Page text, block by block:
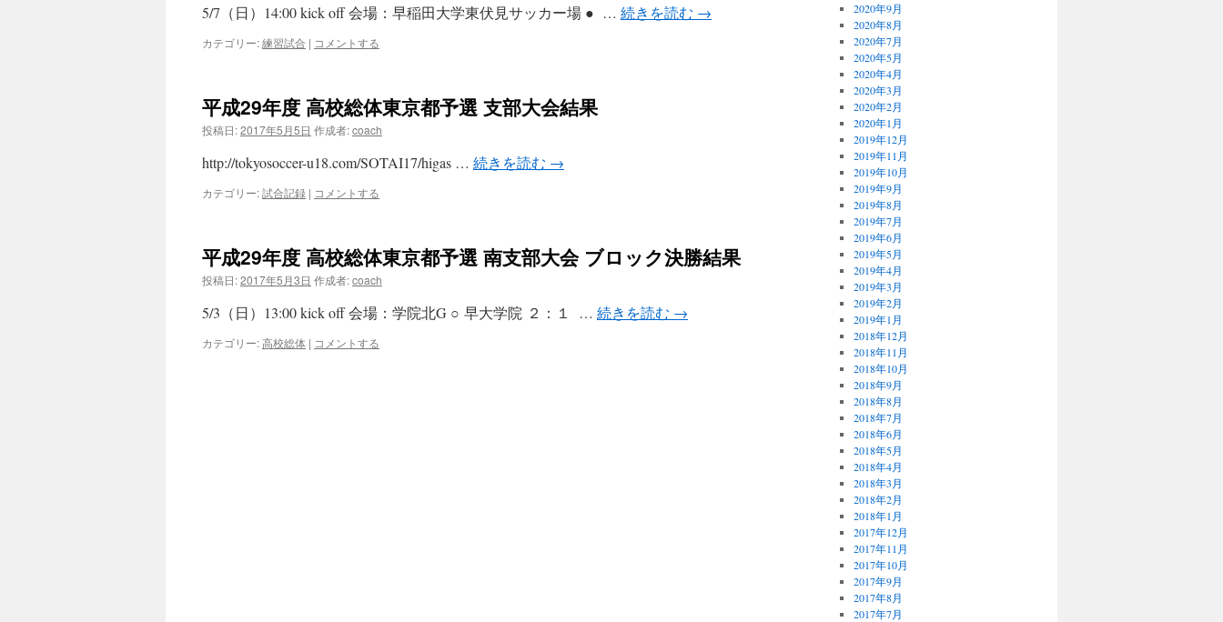
5/7（日）14:00 kick off 会場：早稲田大学東伏見サッカー場 ● … 続きを読む →
カテゴリー:練習試合 | コメントする
平成29年度 高校総体東京都予選 支部大会結果
投稿日:2017年5月5日 作成者:coach
http://tokyosoccer-u18.com/SOTAI17/higas … 続きを読む →
カテゴリー:試合記録 | コメントする
平成29年度 高校総体東京都予選 南支部大会 ブロック決勝結果
投稿日:2017年5月3日 作成者:coach
5/3（日）13:00 kick off 会場：学院北G ○ 早大学院 ２：１ … 続きを読む →
カテゴリー:高校総体 | コメントする
2020年9月
2020年8月
2020年7月
2020年5月
2020年4月
2020年3月
2020年2月
2020年1月
2019年12月
2019年11月
2019年10月
2019年9月
2019年8月
2019年7月
2019年6月
2019年5月
2019年4月
2019年3月
2019年2月
2019年1月
2018年12月
2018年11月
2018年10月
2018年9月
2018年8月
2018年7月
2018年6月
2018年5月
2018年4月
2018年3月
2018年2月
2018年1月
2017年12月
2017年11月
2017年10月
2017年9月
2017年8月
2017年7月